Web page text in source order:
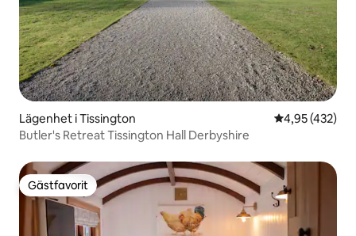
Lägenhet i Tissington 4,95 av 5 i
4,95 (432)
Butler's Retreat Tissington Hall Derbyshire
Gästfavorit
Gästfavorit